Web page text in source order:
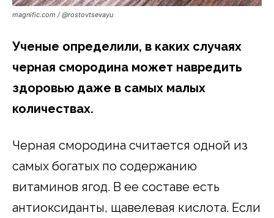
magnific.com / @rostovtsevayu
Ученые определили, в каких случаях
черная смородина может навредить
здоровью даже в самых малых
количествах.
Черная смородина считается одной из
самых богатых по содержанию
витаминов ягод. В ее составе есть
антиоксиданты, щавелевая кислота. Если